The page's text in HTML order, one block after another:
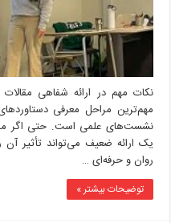
نکات مهم در ارائه شفاهی
مهم‌ترین مراحل معرفی
نشست‌های علمی است. حتی اگر
یک ارائه ضعیف می‌تواند تأثیر
روان و حرفه‌ای …
توضیحات بیشتر »